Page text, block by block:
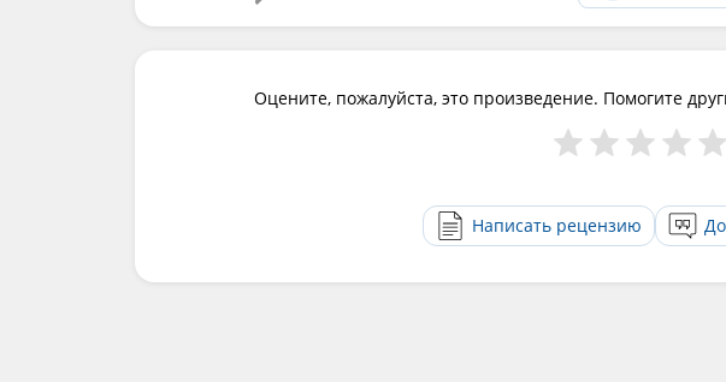
Оцените, пожалуйста, это произведение. Помогите
Написать рецензию